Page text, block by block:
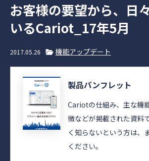
お客様の要望から、日
いるCariot_17年5月
2017.05.26 機能アップデート
製品パンフレット
Cariotの仕組み、主な機
徴などが掲載された資料
く知らないという方は、
ください。